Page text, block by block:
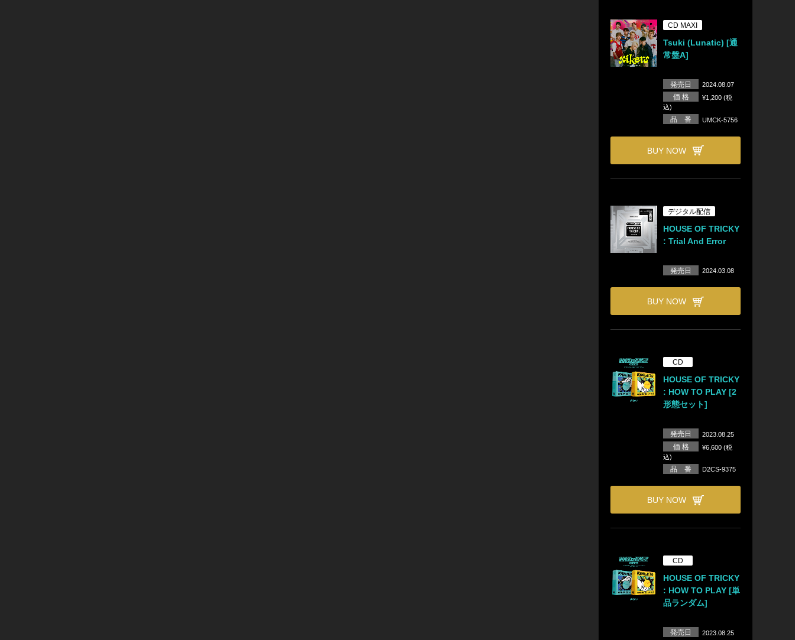
CD MAXI
Tsuki (Lunatic) [通
常盤A]
発売日 2024.08.07
価 格
¥1,200 (税
込)
品 番 UMCK-5756
BUY NOW
デジタル配信
HOUSE OF TRICKY
: Trial And Error
発売日 2024.03.08
BUY NOW
CD
HOUSE OF TRICKY
: HOW TO PLAY [2
形態セット]
発売日 2023.08.25
価 格
¥6,600 (税
込)
品 番 D2CS-9375
BUY NOW
CD
HOUSE OF TRICKY
: HOW TO PLAY [単
品ランダム]
発売日 2023.08.25